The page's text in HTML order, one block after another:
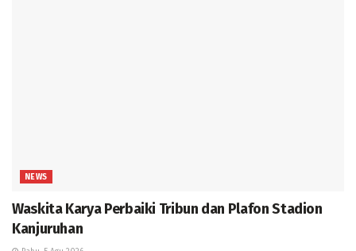
NEWS
Waskita Karya Perbaiki Tribun dan Plafon Stadion
Kanjuruhan